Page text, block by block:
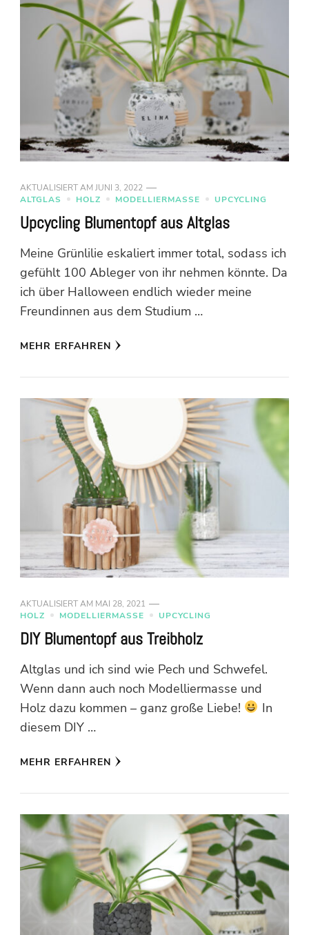
AKTUALISIERT AM JUNI 3, 2022
ALTGLAS
HOLZ MODELLIERMASSE UPCYCLING
Upcycling Blumentopf aus Altglas
Meine Grünlilie eskaliert immer total, sodass ich
gefühlt 100 Ableger von ihr nehmen könnte. Da
ich über Halloween endlich wieder meine
Freundinnen aus dem Studium …
MEHR ERFAHREN
AKTUALISIERT AM MAI 28, 2021
HOLZ
MODELLIERMASSE UPCYCLING
DIY Blumentopf aus Treibholz
Altglas und ich sind wie Pech und Schwefel.
Wenn dann auch noch Modelliermasse und
Holz dazu kommen – ganz große Liebe!
In
diesem DIY …
MEHR ERFAHREN